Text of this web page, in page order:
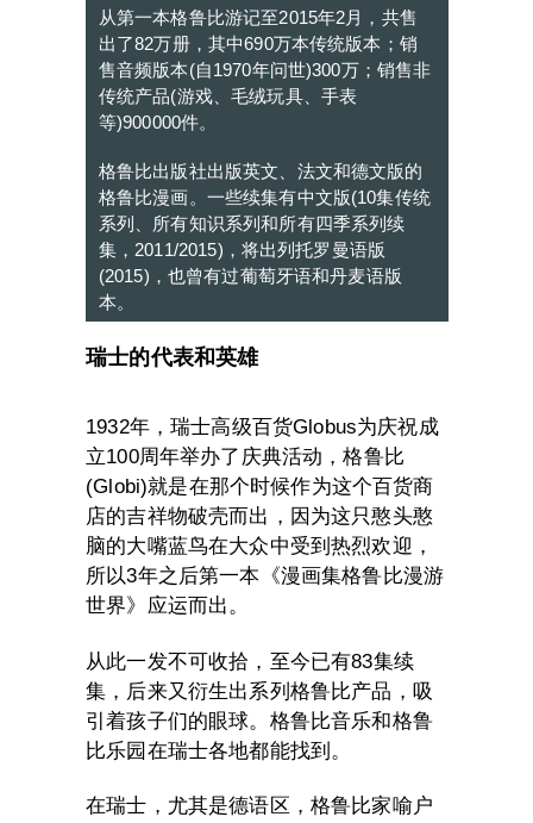
从第一本格鲁比游记至2015年2月，共售
出了82万册，其中690万本传统版本；销
售音频版本(自1970年问世)300万；销售非
传统产品(游戏、毛绒玩具、手表
等)900000件。
格鲁比出版社出版英文、法文和德文版的
格鲁比漫画。一些续集有中文版(10集传统
系列、所有知识系列和所有四季系列续
集，2011/2015)，将出列托罗曼语版
(2015)，也曾有过葡萄牙语和丹麦语版
本。
瑞士的代表和英雄
1932年，瑞士高级百货Globus为庆祝成
立100周年举办了庆典活动，格鲁比
(Globi)就是在那个时候作为这个百货商
店的吉祥物破壳而出，因为这只憨头憨
脑的大嘴蓝鸟在大众中受到热烈欢迎，
所以3年之后第一本《漫画集格鲁比漫游
世界》应运而出。
从此一发不可收拾，至今已有83集续
集，后来又衍生出系列格鲁比产品，吸
引着孩子们的眼球。格鲁比音乐和格鲁
比乐园在瑞士各地都能找到。
在瑞士，尤其是德语区，格鲁比家喻户